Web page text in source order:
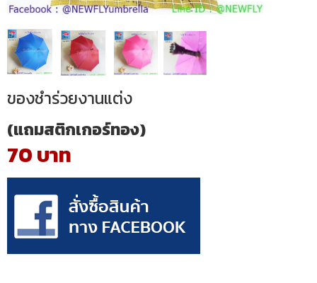
ของชำร่วยงานแต่ง
(แถมสติกเกอร์ทอง)
70 บาท